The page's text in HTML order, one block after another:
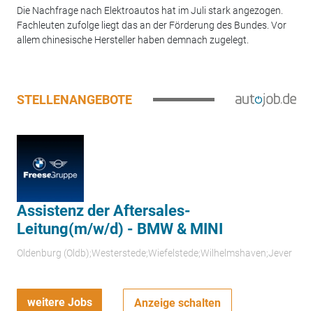
Die Nachfrage nach Elektroautos hat im Juli stark angezogen.
Fachleuten zufolge liegt das an der Förderung des Bundes. Vor
allem chinesische Hersteller haben demnach zugelegt.
STELLENANGEBOTE
Assistenz der Aftersales-
Leitung(m/w/d) - BMW & MINI
Oldenburg (Oldb);Westerstede;Wiefelstede;Wilhelmshaven;Jever
weitere Jobs Anzeige schalten